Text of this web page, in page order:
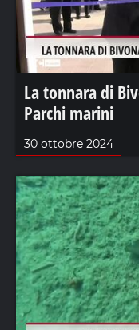
La tonnara di
Parchi marini
30 ottobre 2024